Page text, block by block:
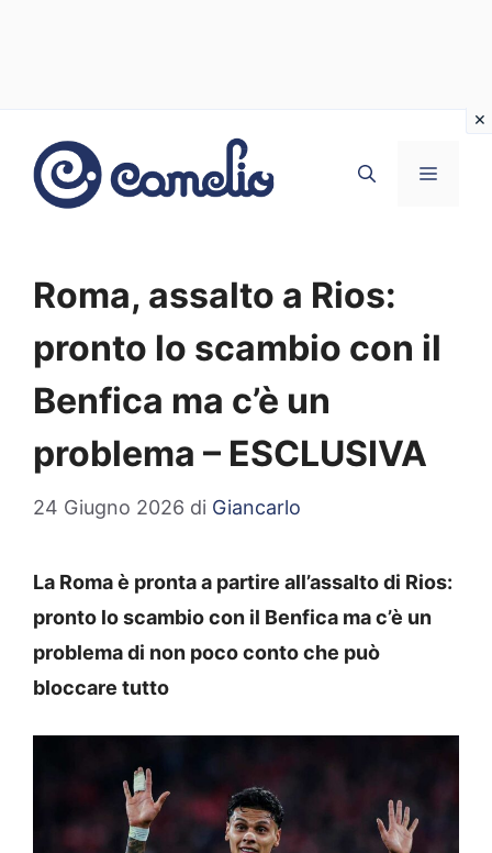
contenuto
MENU
Roma, assalto a Rios:
pronto lo scambio con il
Benfica ma c’è un
problema – ESCLUSIVA
24 Giugno 2026 di Giancarlo
La Roma è pronta a partire all’assalto di Rios:
pronto lo scambio con il Benfica ma c’è un
problema di non poco conto che può
bloccare tutto